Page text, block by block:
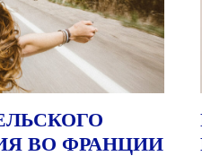
ВО ФРАНЦИИ